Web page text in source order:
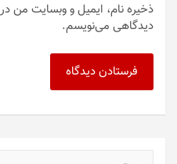
ذخیره نام، ایمیل و وبسایت من در
دیدگاهی می‌نویسم.